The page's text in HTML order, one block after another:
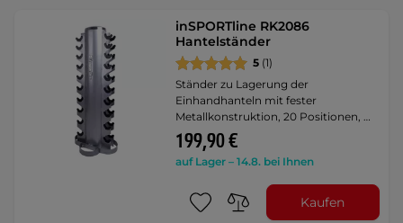
inSPORTline RK2086
Hantelständer
5 (1)
Ständer zu Lagerung der
Einhandhanteln mit fester
Metallkonstruktion, 20 Positionen, …
199,90 €
auf Lager – 14.8. bei Ihnen
Kaufen